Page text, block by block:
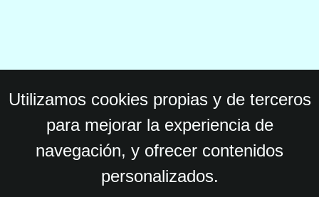
Utilizamos cookies propias y de terceros
para mejorar la experiencia de
navegación, y ofrecer contenidos
personalizados.